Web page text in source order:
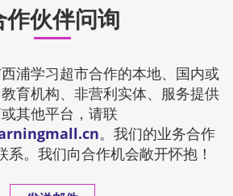
作伙伴问询
浦学习超市合作的本地、国内或
育机构、非营利实体、服务提供
其他平台，请联
。我们的业务合作
系。我们向合作机会敞开怀抱！